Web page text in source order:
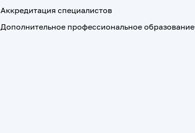
Аккредитация специалистов
Дополнительное профессиональное образование